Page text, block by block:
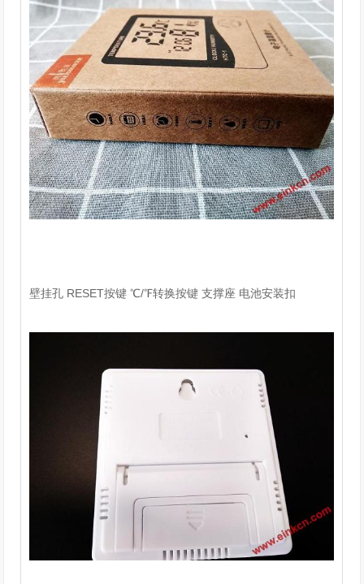
壁挂孔 RESET按键 ℃/℉转换按键 支撑座 电池安装扣